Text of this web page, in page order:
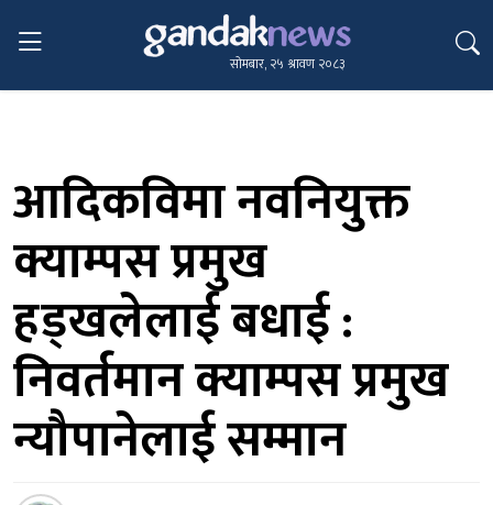
सोमबार, २५ श्रावण २०८३
आदिकविमा नवनियुक्त
क्याम्पस प्रमुख
हड्खलेलाई बधाई :
निवर्तमान क्याम्पस प्रमुख
न्यौपानेलाई सम्मान